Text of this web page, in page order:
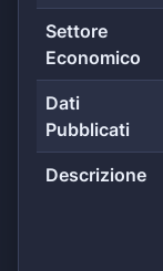
Settore
Economico
Dati
Pubblicati
Descrizione